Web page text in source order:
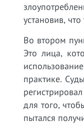
установив,
Во втором
Это лица,
практике.
для того,
пытался